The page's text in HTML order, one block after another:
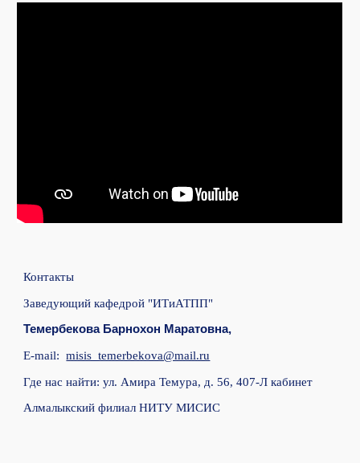
Контакты
Заведующий кафедрой "ИТиАТПП"
Темербекова Барнохон Маратовна,
E-mail:misis_temerbekova@mail.ru
Где нас найти: ул. Амира Темура, д. 56,407-Л кабинет
Алмалыкский филиал НИТУ МИСИС